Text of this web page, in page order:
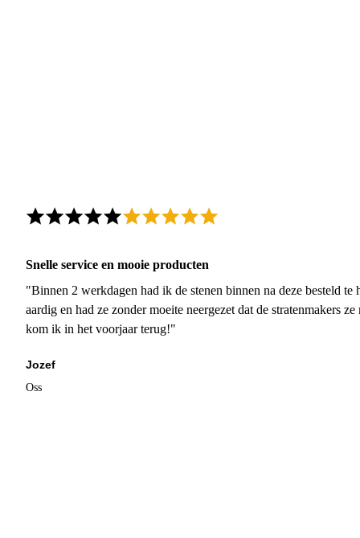
Snelle service en mooie producten
"Binnen 2 werkdagen had ik de stenen binnen na deze besteld
aardig en had ze zonder moeite neergezet dat de stratenmakers
kom ik in het voorjaar terug!"
Jozef
Oss